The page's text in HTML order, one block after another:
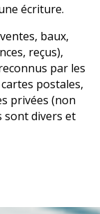
écriture.
baux,
reçus),
par les
postales,
privées (non
sont divers et